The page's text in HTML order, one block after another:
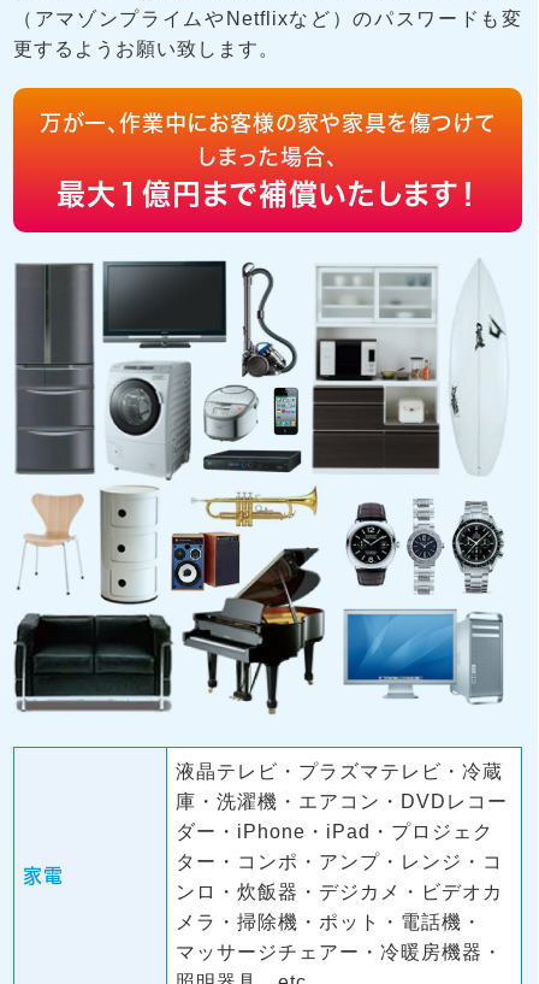
（アマゾンプライムやNetflixなど）のパスワードも変
更するようお願い致します。
万が一、作業中にお客様の家や家具を傷つけて
しまった場合、
最大１億円まで補償いたします！
家電
液晶テレビ・プラズマテレビ・冷蔵
庫・洗濯機・エアコン・DVDレコー
ダー・iPhone・iPad・プロジェク
ター・コンポ・アンプ・レンジ・コ
ンロ・炊飯器・デジカメ・ビデオカ
メラ・掃除機・ポット・電話機・
マッサージチェアー・冷暖房機器・